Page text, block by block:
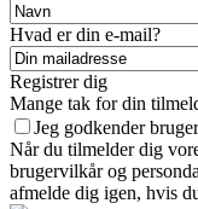
Hvad er din e-mail?
Registrer dig
Mange tak for din
Jeg godkender
Når du tilmelder dig
brugervilkår og
afmelde dig igen, hvis